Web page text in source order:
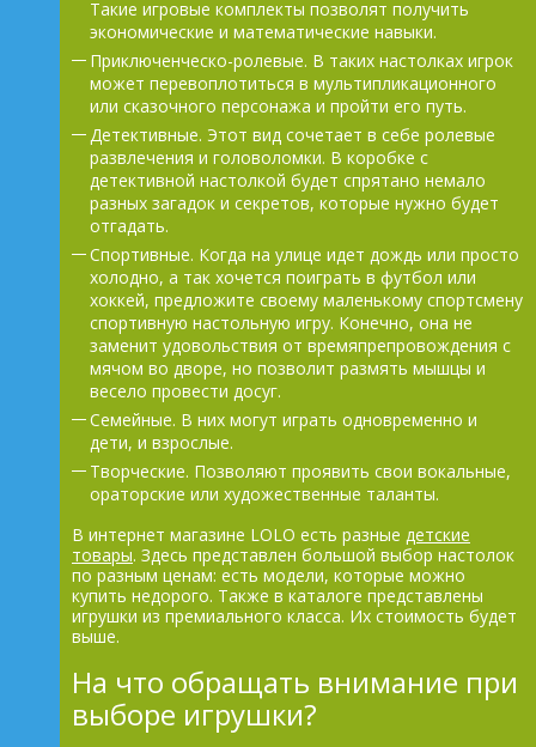
Такие игровые комплекты позволят получить
экономические и математические навыки.
Приключенческо-ролевые. В таких настолках игрок
может перевоплотиться в мультипликационного
или сказочного персонажа и пройти его путь.
Детективные. Этот вид сочетает в себе ролевые
развлечения и головоломки. В коробке с
детективной настолкой будет спрятано немало
разных загадок и секретов, которые нужно будет
отгадать.
Спортивные. Когда на улице идет дождь или просто
холодно, а так хочется поиграть в футбол или
хоккей, предложите своему маленькому спортсмену
спортивную настольную игру. Конечно, она не
заменит удовольствия от времяпрепровождения с
мячом во дворе, но позволит размять мышцы и
весело провести досуг.
Семейные. В них могут играть одновременно и
дети, и взрослые.
Творческие. Позволяют проявить свои вокальные,
ораторские или художественные таланты.
В интернет магазине LOLO есть разные детские
товары. Здесь представлен большой выбор настолок
по разным ценам: есть модели, которые можно
купить недорого. Также в каталоге представлены
игрушки из премиального класса. Их стоимость будет
выше.
На что обращать внимание при
выборе игрушки?